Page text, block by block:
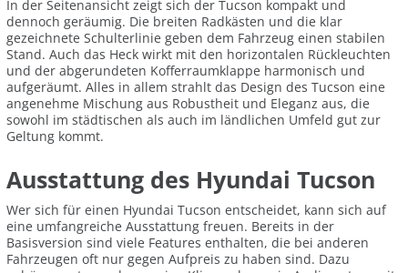
In der Seitenansicht zeigt sich der Tucson kompakt und
dennoch geräumig. Die breiten Radkästen und die klar
gezeichnete Schulterlinie geben dem Fahrzeug einen stabilen
Stand. Auch das Heck wirkt mit den horizontalen Rückleuchten
und der abgerundeten Kofferraumklappe harmonisch und
aufgeräumt. Alles in allem strahlt das Design des Tucson eine
angenehme Mischung aus Robustheit und Eleganz aus, die
sowohl im städtischen als auch im ländlichen Umfeld gut zur
Geltung kommt.
Ausstattung des Hyundai Tucson
Wer sich für einen Hyundai Tucson entscheidet, kann sich auf
eine umfangreiche Ausstattung freuen. Bereits in der
Basisversion sind viele Features enthalten, die bei anderen
Fahrzeugen oft nur gegen Aufpreis zu haben sind. Dazu